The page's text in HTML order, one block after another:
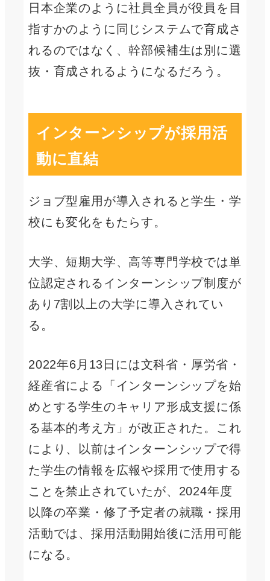
日本企業のように社員全員が役員を目
指すかのように同じシステムで育成さ
れるのではなく、幹部候補生は別に選
抜・育成されるようになるだろう。
インターンシップが採用活
動に直結
ジョブ型雇用が導入されると学生・学
校にも変化をもたらす。
大学、短期大学、高等専門学校では単
位認定されるインターンシップ制度が
あり7割以上の大学に導入されてい
る。
2022年6月13日には文科省・厚労省・
経産省による「インターンシップを始
めとする学生のキャリア形成支援に係
る基本的考え方」が改正された。これ
により、以前はインターンシップで得
た学生の情報を広報や採用で使用する
ことを禁止されていたが、2024年度
以降の卒業・修了予定者の就職・採用
活動では、採用活動開始後に活用可能
になる。